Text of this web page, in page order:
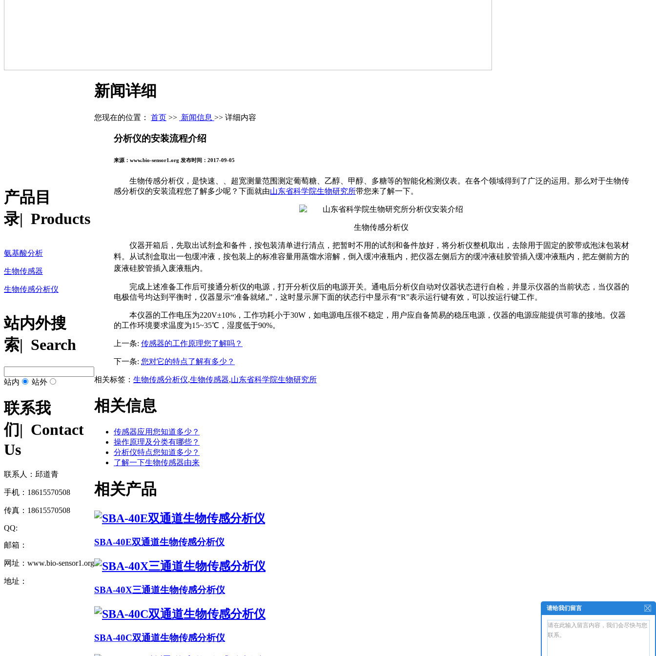
产品目
录| Products
氨基酸分析
生物传感器
生物传感分析仪
站内外搜
索| Search
站内 站外
联系我
们| Contact
Us
联系人：邱道青
手机：18615570508
传真：18615570508
QQ:
邮箱：
网址：www.bio-sensor1.org
地址：
新闻详细
您现在的位置： 首页 >> 新闻信息 >> 详细内容
分析仪的安装流程介绍
来源：www.bio-sensor1.org 发布时间：2017-09-05
生物传感分析仪，是快速、、超宽测量范围测定葡萄糖、乙醇、甲醇、多糖等的智能化检测仪表。在各个领域得到了广泛的运用。那么对于生物传
感分析仪的安装流程您了解多少呢？下面就由山东省科学院生物研究所带您来了解一下。
生物传感分析仪
仪器开箱后，先取出试剂盒和备件，按包装清单进行清点，把暂时不用的试剂和备件放好，将分析仪整机取出，去除用于固定的胶带或泡沫包装材
料。
从试剂盒取出一包缓冲液，按包装上的标准容量用蒸馏水溶解，倒入缓冲液瓶内，把仪器左侧后方的缓冲液硅胶管插入缓冲液瓶内，把左侧前方的
废液硅胶管插入废液瓶内。
完成上述准备工作后可接通分析仪的电源，打开分析仪后的电源开关。通电后分析仪自动对仪器状态进行自检，并显示仪器的当前状态，当仪器的
电极信号均达到平衡时，仪器显示“准备就绪„”，这时显示屏下面的状态行中显示有“R”表示运行键有效，可以按运行键工作。
本仪器的工作电压为220V±10%，工作功耗小于30W，如电源电压很不稳定，用户应自备简易的稳压电源，仪器的电源应能提供可靠的接地。仪器
的工作环境要求温度为15~35℃，湿度低于90%。
上一条: 传感器的工作原理您了解吗？
下一条: 您对它的特点了解有多少？
相关标签： 生物传感分析仪,生物传感器,山东省科学院生物研究所
相关信息
传感器应用您知道多少？
操作原理及分类有哪些？
分析仪特点您知道多少？
了解一下生物传感器由来
相关产品
SBA-40E双通道生物传感分析仪
SBA-40X三通道生物传感分析仪
SBA-40C双通道生物传感分析仪